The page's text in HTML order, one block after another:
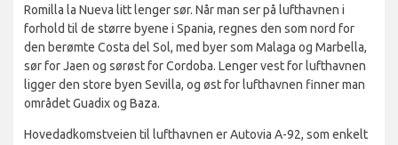
Romilla la Nueva litt lenger sør. Når man ser på lufthavnen i
forhold til de større byene i Spania, regnes den som nord for
den berømte Costa del Sol, med byer som Malaga og Marbella,
sør for Jaen og sørøst for Cordoba. Lenger vest for lufthavnen
ligger den store byen Sevilla, og øst for lufthavnen finner man
området Guadix og Baza.
Hovedadkomstveien til lufthavnen er Autovia A-92, som enkelt